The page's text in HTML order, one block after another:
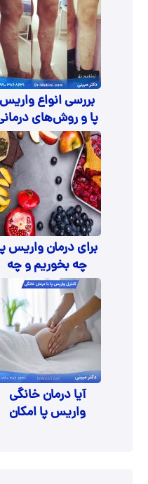
بررسی انواع واریس
پا و روش‌های
آنها
برای درمان واریس
چه بخوریم و چه
نخوریم؟
آیا درمان خانگی
واریس پا امکان